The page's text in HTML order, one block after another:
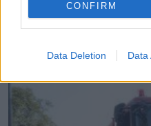
CONFIRM
Data Deletion Data
Νέους
Χαρδαλιάς
09.08.2026 - 11.31